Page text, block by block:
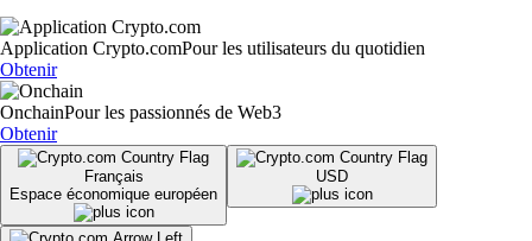
Application Crypto.comPour les utilisateurs du quotidien
Obtenir
OnchainPour les passionnés de Web3
Obtenir
Français
Espace économique européen
USD